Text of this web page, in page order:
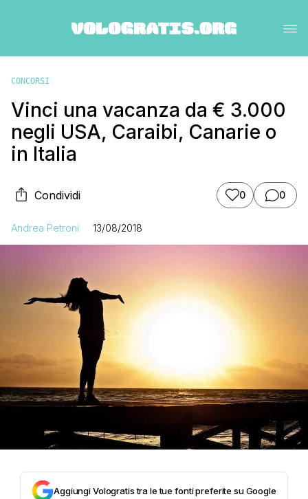
CONCORSI
Vinci una vacanza da € 3.000
negli USA, Caraibi, Canarie o
in Italia
Condividi 0 0
Andrea Petroni 13/08/2018
Aggiungi Vologratis tra le tue fonti preferite su Google